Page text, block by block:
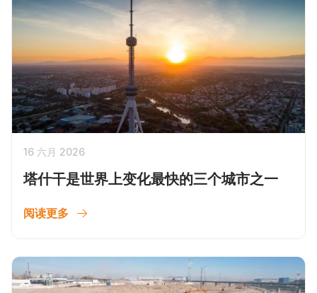
16 六月 2026
塔什干是世界上变化最快的三个城市之一
阅读更多